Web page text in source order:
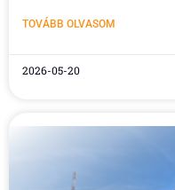
TOVÁBB OLVASOM
2026-05-20